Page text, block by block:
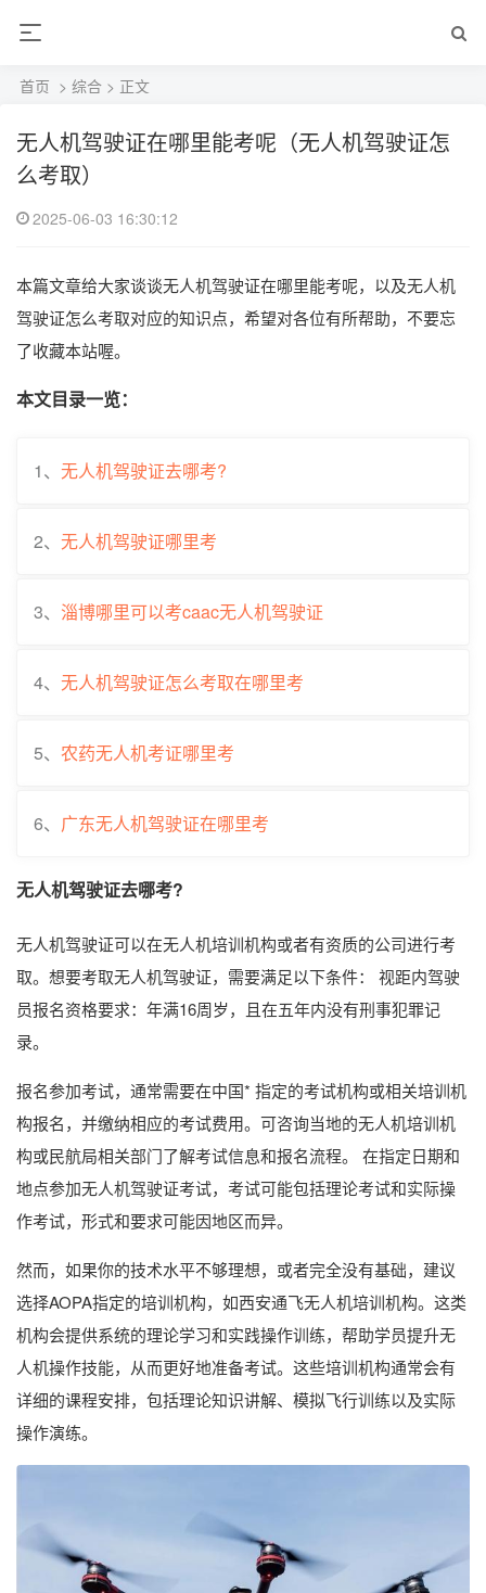
首页 > 综合 > 正文
无人机驾驶证在哪里能考呢（无人机驾驶证怎
么考取）
2025-06-03 16:30:12
本篇文章给大家谈谈无人机驾驶证在哪里能考呢，以及无人机
驾驶证怎么考取对应的知识点，希望对各位有所帮助，不要忘
了收藏本站喔。
本文目录一览：
1、 无人机驾驶证去哪考?
2、 无人机驾驶证哪里考
3、 淄博哪里可以考caac无人机驾驶证
4、 无人机驾驶证怎么考取在哪里考
5、 农药无人机考证哪里考
6、 广东无人机驾驶证在哪里考
无人机驾驶证去哪考?
无人机驾驶证可以在无人机培训机构或者有资质的公司进行考
取。想要考取无人机驾驶证，需要满足以下条件： 视距内驾驶
员报名资格要求：年满16周岁，且在五年内没有刑事犯罪记
录。
报名参加考试，通常需要在中国* 指定的考试机构或相关培训机
构报名，并缴纳相应的考试费用。可咨询当地的无人机培训机
构或民航局相关部门了解考试信息和报名流程。 在指定日期和
地点参加无人机驾驶证考试，考试可能包括理论考试和实际操
作考试，形式和要求可能因地区而异。
然而，如果你的技术水平不够理想，或者完全没有基础，建议
选择AOPA指定的培训机构，如西安通飞无人机培训机构。这类
机构会提供系统的理论学习和实践操作训练，帮助学员提升无
人机操作技能，从而更好地准备考试。这些培训机构通常会有
详细的课程安排，包括理论知识讲解、模拟飞行训练以及实际
操作演练。